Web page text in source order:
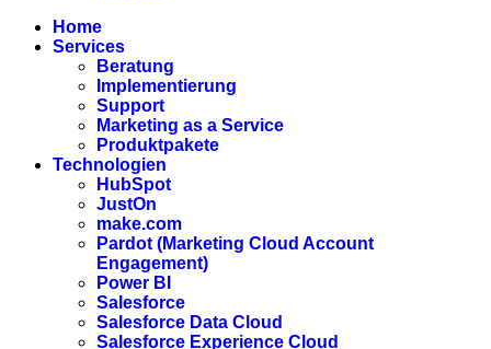
Home
Services
Beratung
Implementierung
Support
Marketing as a Service
Produktpakete
Technologien
HubSpot
JustOn
make.com
Pardot (Marketing Cloud Account
Engagement)
Power BI
Salesforce
Salesforce Data Cloud
Salesforce Experience Cloud